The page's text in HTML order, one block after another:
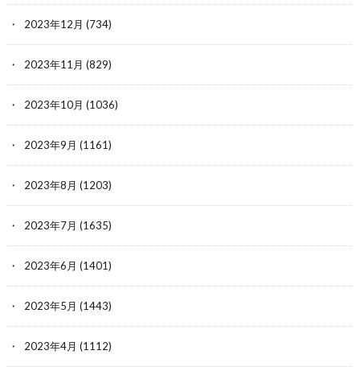
2023年12月 (734)
2023年11月 (829)
2023年10月 (1036)
2023年9月 (1161)
2023年8月 (1203)
2023年7月 (1635)
2023年6月 (1401)
2023年5月 (1443)
2023年4月 (1112)